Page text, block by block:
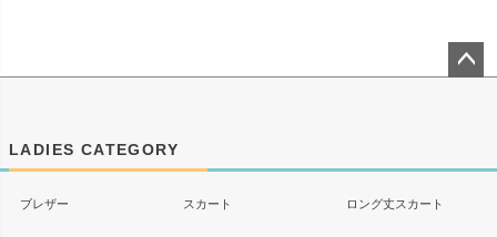
LADIES CATEGORY
ブレザー スカート ロング丈スカート